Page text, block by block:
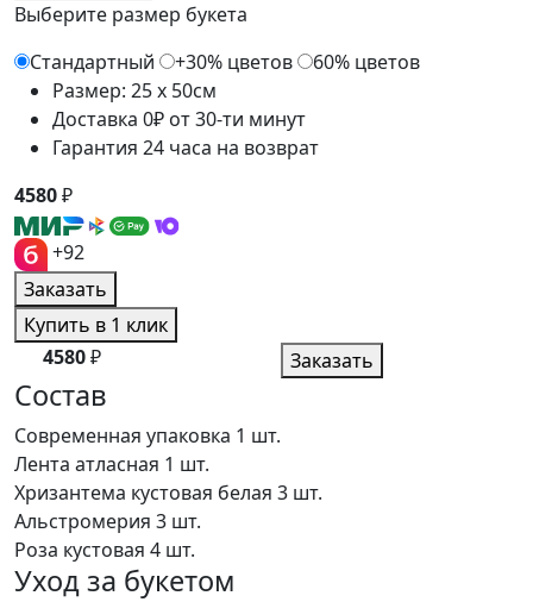
Выберите размер букета
Стандартный
+30% цветов
60% цветов
Размер: 25 x 50см
Доставка 0₽ от 30-ти минут
Гарантия 24 часа на возврат
4580₽
+92
Заказать
Купить в 1 клик
4580₽ Заказать
Состав
Современная упаковка 1 шт.
Лента атласная 1 шт.
Хризантема кустовая белая 3 шт.
Альстромерия 3 шт.
Роза кустовая 4 шт.
Уход за букетом